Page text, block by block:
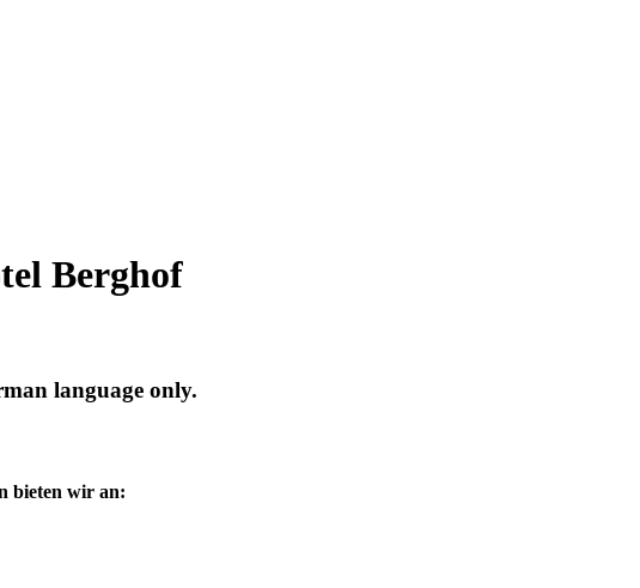
Berghof
language only.
bieten wir an: